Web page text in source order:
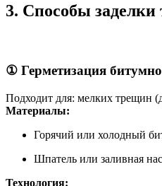
3. Способы
① Герметизация
Подходит для: мелких трещин
Материалы:
Горячий или холодный
Шпатель или заливная
Технология: